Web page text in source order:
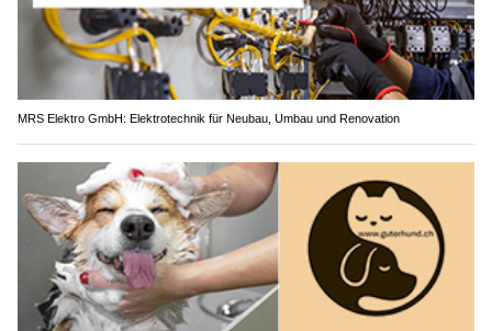
MRS Elektro GmbH: Elektrotechnik für Neubau, Umbau und Renovation